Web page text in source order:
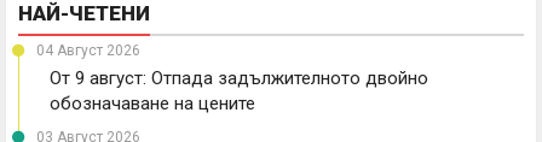
НАЙ-ЧЕТЕНИ
04 Август 2026
От 9 август: Отпада задължителното двойно
обозначаване на цените
03 Август 2026